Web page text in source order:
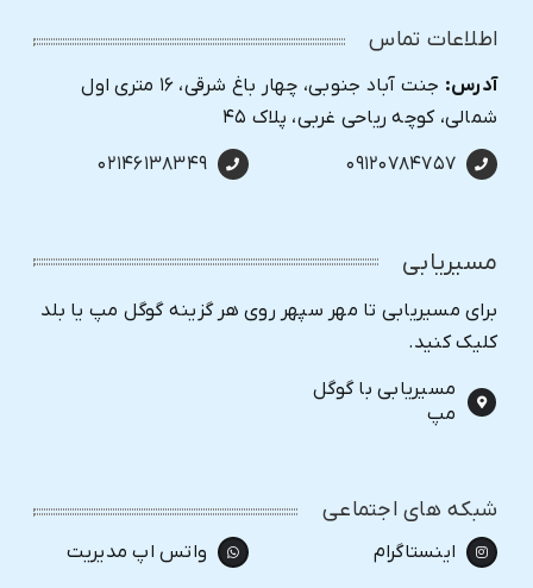
اطلاعات تماس
آدرس:
جنت آباد جنوبی، چهار باغ شرقی، ۱۶ متری اول
شمالی، کوچه ریاحی غربی، پلاک ۴۵
۰۹۱۲۰۷۸۴۷۵۷
۰۲۱۴۶۱۳۸۳۴۹
مسیریابی
برای مسیریابی تا مهر سپهر روی هر گزینه گوگل مپ یا بلد
کلیک کنید.
مسیریابی با گوگل
مپ
شبکه های اجتماعی
اینستاگرام واتس اپ مدیریت